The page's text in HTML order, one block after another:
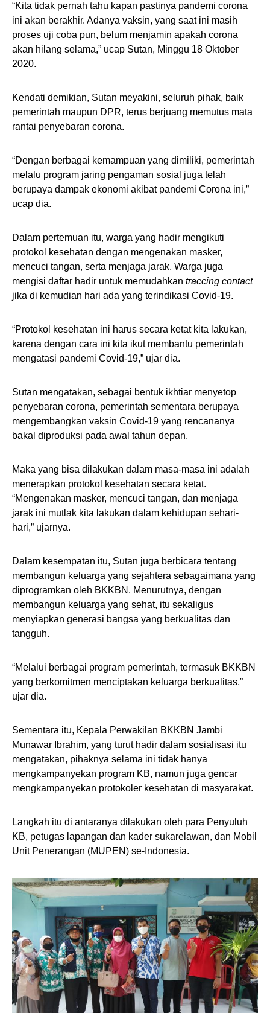
“Kita tidak pernah tahu kapan pastinya pandemi corona
ini akan berakhir. Adanya vaksin, yang saat ini masih
proses uji coba pun, belum menjamin apakah corona
akan hilang selama,” ucap Sutan, Minggu 18 Oktober
2020.
Kendati demikian, Sutan meyakini, seluruh pihak, baik
pemerintah maupun DPR, terus berjuang memutus mata
rantai penyebaran corona.
“Dengan berbagai kemampuan yang dimiliki, pemerintah
melalu program jaring pengaman sosial juga telah
berupaya dampak ekonomi akibat pandemi Corona ini,”
ucap dia.
Dalam pertemuan itu, warga yang hadir mengikuti
protokol kesehatan dengan mengenakan masker,
mencuci tangan, serta menjaga jarak. Warga juga
mengisi daftar hadir untuk memudahkan traccing contact
jika di kemudian hari ada yang terindikasi Covid-19.
“Protokol kesehatan ini harus secara ketat kita lakukan,
karena dengan cara ini kita ikut membantu pemerintah
mengatasi pandemi Covid-19,” ujar dia.
Sutan mengatakan, sebagai bentuk ikhtiar menyetop
penyebaran corona, pemerintah sementara berupaya
mengembangkan vaksin Covid-19 yang rencananya
bakal diproduksi pada awal tahun depan.
Maka yang bisa dilakukan dalam masa-masa ini adalah
menerapkan protokol kesehatan secara ketat.
“Mengenakan masker, mencuci tangan, dan menjaga
jarak ini mutlak kita lakukan dalam kehidupan sehari-
hari,” ujarnya.
Dalam kesempatan itu, Sutan juga berbicara tentang
membangun keluarga yang sejahtera sebagaimana yang
diprogramkan oleh BKKBN. Menurutnya, dengan
membangun keluarga yang sehat, itu sekaligus
menyiapkan generasi bangsa yang berkualitas dan
tangguh.
“Melalui berbagai program pemerintah, termasuk BKKBN
yang berkomitmen menciptakan keluarga berkualitas,”
ujar dia.
Sementara itu, Kepala Perwakilan BKKBN Jambi
Munawar Ibrahim, yang turut hadir dalam sosialisasi itu
mengatakan, pihaknya selama ini tidak hanya
mengkampanyekan program KB, namun juga gencar
mengkampanyekan protokoler kesehatan di masyarakat.
Langkah itu di antaranya dilakukan oleh para Penyuluh
KB, petugas lapangan dan kader sukarelawan, dan Mobil
Unit Penerangan (MUPEN) se-Indonesia.